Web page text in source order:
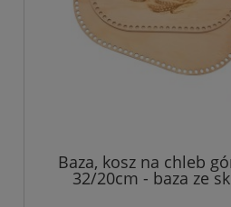
Baza, kosz na chleb
32/20cm - baza ze
dziurkami do